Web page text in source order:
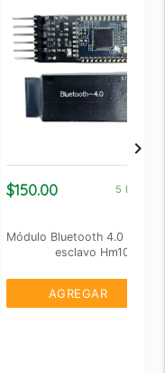
$150.00 5
Módulo Bluetooth 4.0
esclavo Hm10
AGREGAR